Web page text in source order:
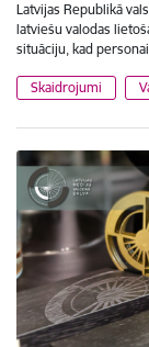
Latvijas Republikā
latviešu valodas
situāciju, kad
Skaidrojumi